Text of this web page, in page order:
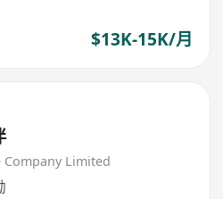
$13K-15K/月
Company Limited